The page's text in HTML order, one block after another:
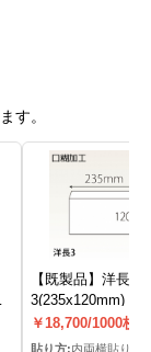
す。
【既製品】洋長
3(235x120mm)（
トメルト10mm）(
貼)
￥18,700/1000枚
貼り方:内両横貼り